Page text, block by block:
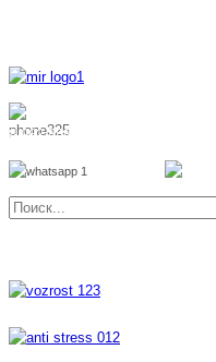
8 962 888 51 55